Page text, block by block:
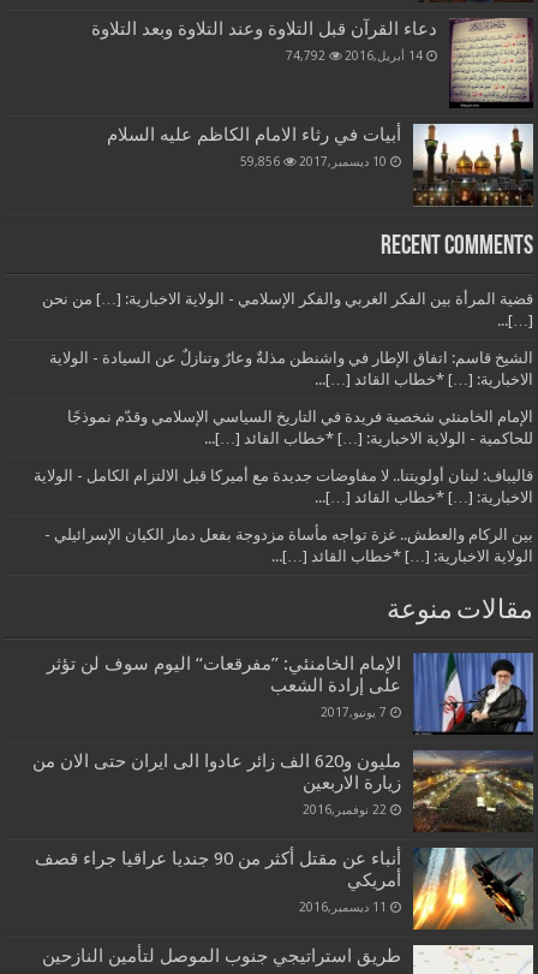
دعاء القرآن قبل التلاوة وعند التلاوة وبعد التلاوة
14 أبريل,2016 74,792
أبيات في رثاء الامام الكاظم عليه السلام
10 ديسمبر,2017 59,856
Recent Comments
قضية المرأة بين الفكر الغربي والفكر الإسلامي - الولاية الاخبارية: […] من نحن
[…]...
الشيخ قاسم: اتفاق الإطار في واشنطن مذلةٌ وعارٌ وتنازلٌ عن السيادة - الولاية
الاخبارية: […] *خطاب القائد […]...
الإمام الخامنئي شخصية فريدة في التاريخ السياسي الإسلامي وقدّم نموذجًا
للحاكمية - الولاية الاخبارية: […] *خطاب القائد […]...
قاليباف: لبنان أولويتنا.. لا مفاوضات جديدة مع أميركا قبل الالتزام الكامل - الولاية
الاخبارية: […] *خطاب القائد […]...
بين الركام والعطش.. غزة تواجه مأساة مزدوجة بفعل دمار الكيان الإسرائيلي -
الولاية الاخبارية: […] *خطاب القائد […]...
مقالات منوعة
الإمام الخامنئي: ’’مفرقعات‘‘ اليوم سوف لن تؤثر
على إرادة الشعب
7 يونيو,2017
مليون و620 الف زائر عادوا الى ايران حتى الان من
زيارة الاربعين
22 نوفمبر,2016
أنباء عن مقتل أكثر من 90 جنديا عراقيا جراء قصف
أمريكي
11 ديسمبر,2016
طريق استراتيجي جنوب الموصل لتأمين النازحين